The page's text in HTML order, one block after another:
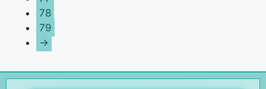
78
79
→